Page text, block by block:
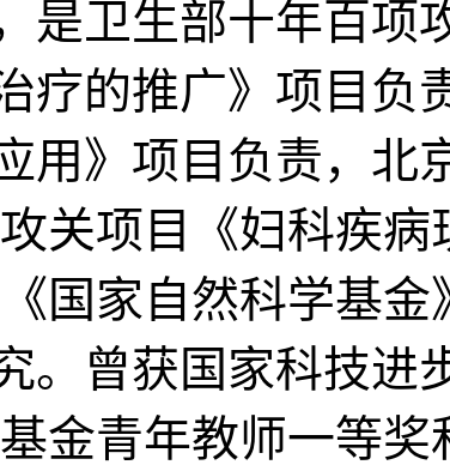
是卫生部十年百项
疗的推广》项目负
用》项目负责，北
关项目《妇科疾病
国家自然科学基金
。曾获国家科技进
金青年教师一等奖